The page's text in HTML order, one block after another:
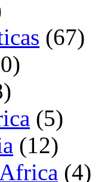
(67)
(5)
(12)
(4)